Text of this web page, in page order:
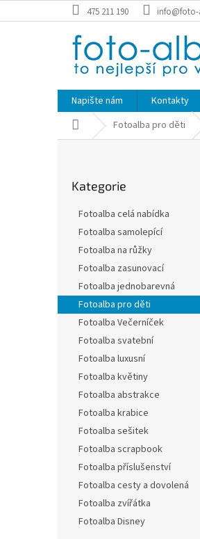
na
475 211 190
Napište nám Kontakty
Domů Fotoalba pro děti
a
n
kategorie
Kategorie
Fotoalba celá nabídka
Fotoalba samolepící
Fotoalba na růžky
Fotoalba zasunovací
Fotoalba jednobarevná
Fotoalba pro děti
Fotoalba Večerníček
Fotoalba svatební
Fotoalba luxusní
Fotoalba květiny
Fotoalba abstrakce
Fotoalba krabice
Fotoalba sešitek
Fotoalba scrapbook
Fotoalba příslušenství
Fotoalba cesty a dovolená
Fotoalba zvířátka
Fotoalba Disney